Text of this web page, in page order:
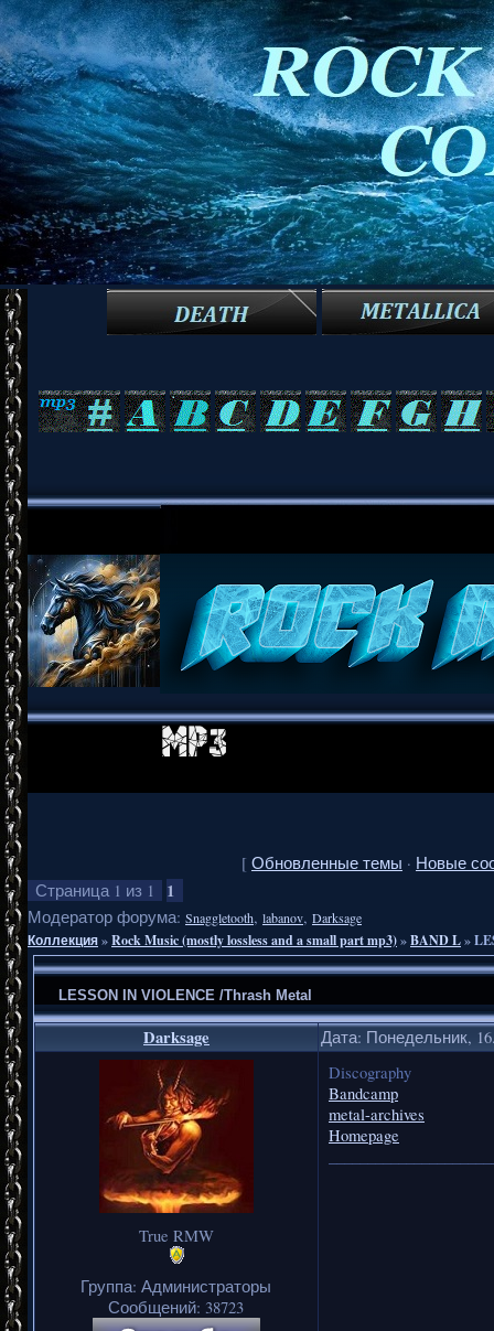
[ Обновленные темы · Новые
Страница 1 из 1 1
Модератор форума: Snaggletooth, labanov, Darksage
Коллекция»Rock Music (mostly lossless and a small part mp3)»BAND L»
LESSON IN VIOLENCE /Thrash Metal
Darksage Дата: Понедельник,
True RMW
Группа: Администраторы
Сообщений: 38723
Discography
Bandcamp
metal-archives
Homepage